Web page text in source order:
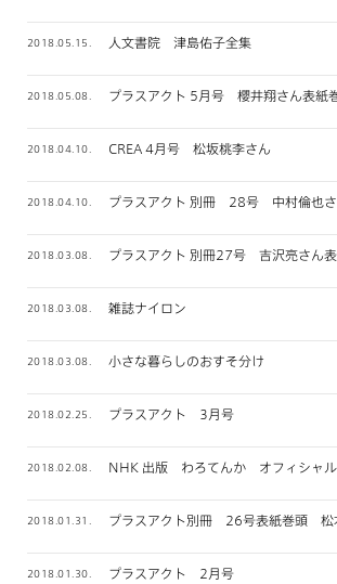
2018.05.15. 人文書院 津島佑子全集
2018.05.08. プラスアクト 5月号 櫻井翔さん表紙
2018.04.10. CREA 4月号 松坂桃李さん
2018.04.10. プラスアクト 別冊 28号 中村倫也
2018.03.08. プラスアクト 別冊27号 吉沢亮さん
2018.03.08. 雑誌ナイロン
2018.03.08. 小さな暮らしのおすそ分け
2018.02.25. プラスアクト 3月号
2018.02.08. NHK 出版 わろてんか オフィシャル
2018.01.31. プラスアクト別冊 26号表紙巻頭 松
2018.01.30. プラスアクト 2月号